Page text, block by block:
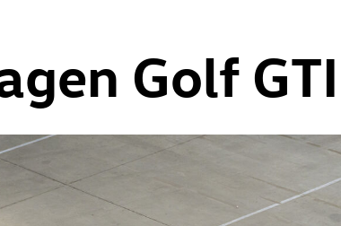
Golf GTI